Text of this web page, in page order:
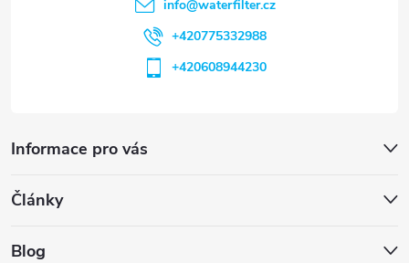
Informace pro vás
Články
Blog
info@waterfilter.cz
+420775332988
+420608944230